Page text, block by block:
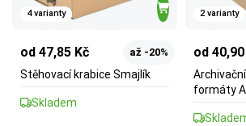
4 varianty
od 47,85 Kč až -20%
Stěhovací krabice Smajlík
Skladem
2 varianty
od
formáty